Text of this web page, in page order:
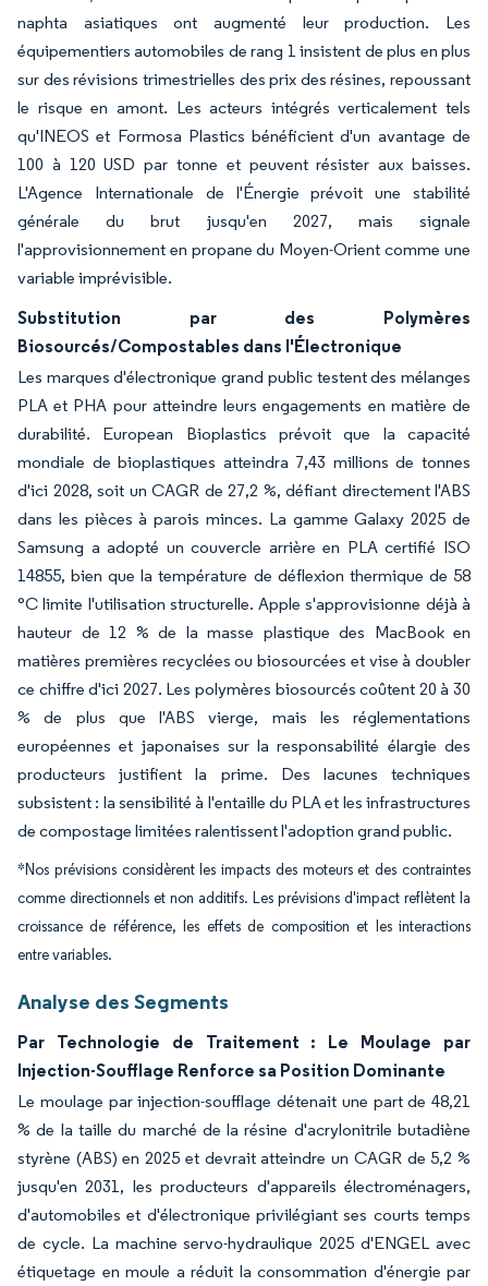
naphta asiatiques ont augmenté leur production. Les
équipementiers automobiles de rang 1 insistent de plus en plus
sur des révisions trimestrielles des prix des résines, repoussant
le risque en amont. Les acteurs intégrés verticalement tels
qu'INEOS et Formosa Plastics bénéficient d'un avantage de
100 à 120 USD par tonne et peuvent résister aux baisses.
L'Agence Internationale de l'Énergie prévoit une stabilité
générale du brut jusqu'en 2027, mais signale
l'approvisionnement en propane du Moyen-Orient comme une
variable imprévisible.
Substitution par des Polymères
Biosourcés/Compostables dans l'Électronique
Les marques d'électronique grand public testent des mélanges
PLA et PHA pour atteindre leurs engagements en matière de
durabilité. European Bioplastics prévoit que la capacité
mondiale de bioplastiques atteindra 7,43 millions de tonnes
d'ici 2028, soit un CAGR de 27,2 %, défiant directement l'ABS
dans les pièces à parois minces. La gamme Galaxy 2025 de
Samsung a adopté un couvercle arrière en PLA certifié ISO
14855, bien que la température de déflexion thermique de 58
°C limite l'utilisation structurelle. Apple s'approvisionne déjà à
hauteur de 12 % de la masse plastique des MacBook en
matières premières recyclées ou biosourcées et vise à doubler
ce chiffre d'ici 2027. Les polymères biosourcés coûtent 20 à 30
% de plus que l'ABS vierge, mais les réglementations
européennes et japonaises sur la responsabilité élargie des
producteurs justifient la prime. Des lacunes techniques
subsistent : la sensibilité à l'entaille du PLA et les infrastructures
de compostage limitées ralentissent l'adoption grand public.
*Nos prévisions considèrent les impacts des moteurs et des contraintes
comme directionnels et non additifs. Les prévisions d'impact reflètent la
croissance de référence, les effets de composition et les interactions
entre variables.
Analyse des Segments
Par Technologie de Traitement : Le Moulage par
Injection-Soufflage Renforce sa Position Dominante
Le moulage par injection-soufflage détenait une part de 48,21
% de la taille du marché de la résine d'acrylonitrile butadiène
styrène (ABS) en 2025 et devrait atteindre un CAGR de 5,2 %
jusqu'en 2031, les producteurs d'appareils électroménagers,
d'automobiles et d'électronique privilégiant ses courts temps
de cycle. La machine servo-hydraulique 2025 d'ENGEL avec
étiquetage en moule a réduit la consommation d'énergie par